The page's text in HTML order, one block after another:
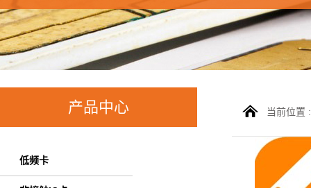
产品中心
低频卡
当前位置